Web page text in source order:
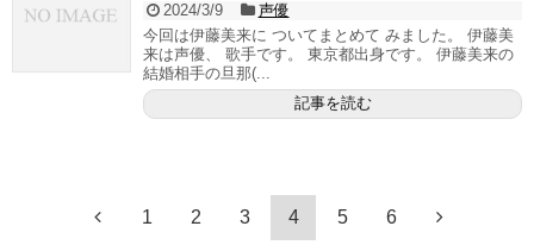
2024/3/9
声優
今回は伊藤美来に ついてまとめて みました。 伊藤美
来は声優、 歌手です。 東京都出身です。 伊藤美来の
結婚相手の旦那(...
記事を読む
1 2 3 4 5 6